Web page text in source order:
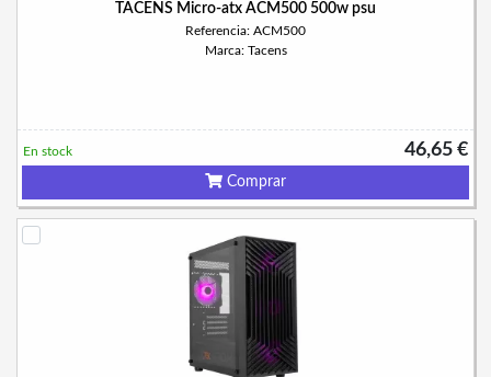
TACENS Micro-atx ACM500 500w psu
Referencia: ACM500
Marca: Tacens
46,65 €
En stock
Comprar